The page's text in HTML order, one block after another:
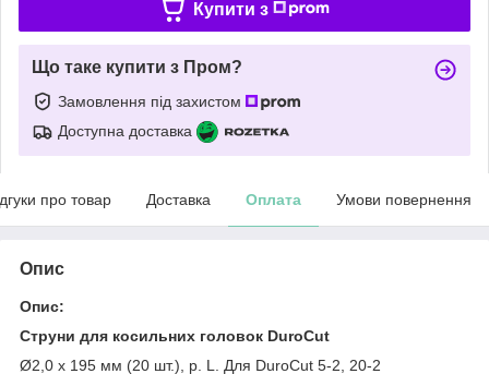
Купити з
Що таке купити з Пром?
Замовлення під захистом
Доступна доставка
про товар Доставка Оплата Умови повернення
Опис
Опис:
Струни для косильних головок DuroCut
Ø2,0 х 195 мм (20 шт.), p. L. Для DuroCut 5-2, 20-2